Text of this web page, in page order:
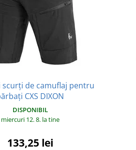
scurți de camuflaj pentru
CXS DIXON
DISPONIBIL
miercuri 12. 8. la tine
133,25 lei